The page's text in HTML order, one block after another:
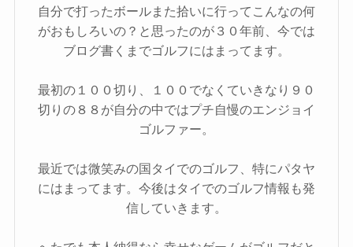
自分で打ったボールまた拾いに行ってこんなの何
がおもしろいの？と思ったのが３０年前、今では
ブログ書くまでゴルフにはまってます。
最初の１００切り、１００でなくていきなり９０
切りの８８が自分の中ではプチ自慢のエンジョイ
ゴルファー。
最近では微笑みの国タイでのゴルフ、特にパタヤ
にはまってます。今後はタイでのゴルフ情報も発
信していきます。